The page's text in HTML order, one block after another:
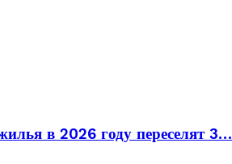
в 2026 году переселят 3…